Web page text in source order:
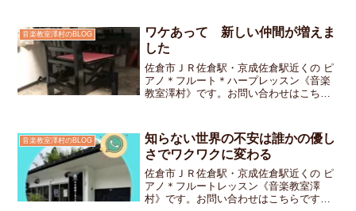
音楽教室澤村のBLOG
ワケあって 新しい仲間が増えま
した
佐倉市ＪＲ佐倉駅・京成佐倉駅近くの ピ
アノ＊フルート＊ハープレッスン《音楽
教室澤村》です。お問い合わせはこちら
剥げかかってきているものの高低調節ロ
ック動作問題なく出来て...
音楽教室澤村のBLOG
知らない世界の不安は誰かの優し
さでワクワクに変わる
佐倉市ＪＲ佐倉駅・京成佐倉駅近くの ピ
アノ＊フルートレッスン《音楽教室澤
村》です。お問い合わせはこちらですこ